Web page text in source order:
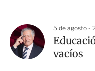
5 de agosto -
vacíos